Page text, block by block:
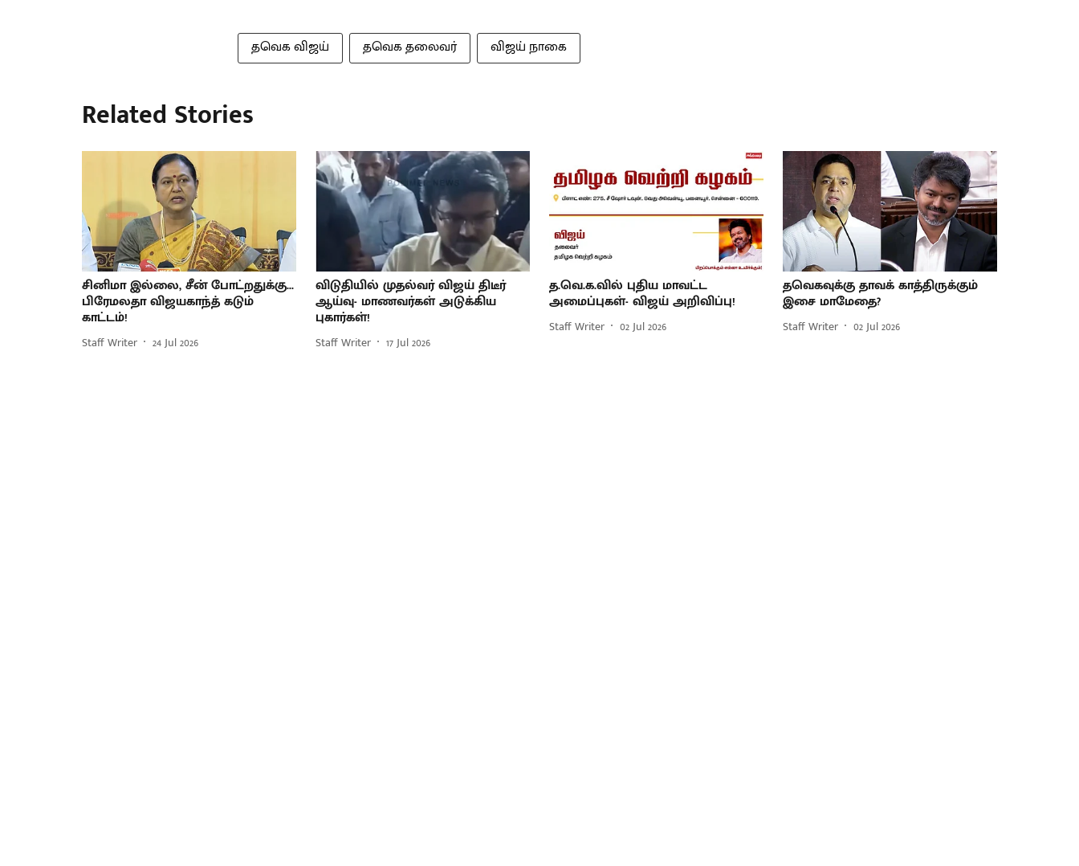
தவெக விஜய் தவெக தலைவர் விஜய் நாகை
Related Stories
சினிமா இல்லை, சீன் போட்றதுக்கு...
பிரேமலதா விஜயகாந்த் கடும்
காட்டம்!
Staff Writer 24 Jul 2026
விடுதியில் முதல்வர் விஜய் திடீர்
ஆய்வு- மாணவர்கள் அடுக்கிய
புகார்கள்!
Staff Writer 17 Jul 2026
த.வெ.க.வில் புதிய மாவட்ட
அமைப்புகள்- விஜய் அறிவிப்பு!
Staff Writer 02 Jul 2026
தவெகவுக்கு தாவக் காத்திருக்கும்
இசை மாமேதை?
Staff Writer 02 Jul 2026